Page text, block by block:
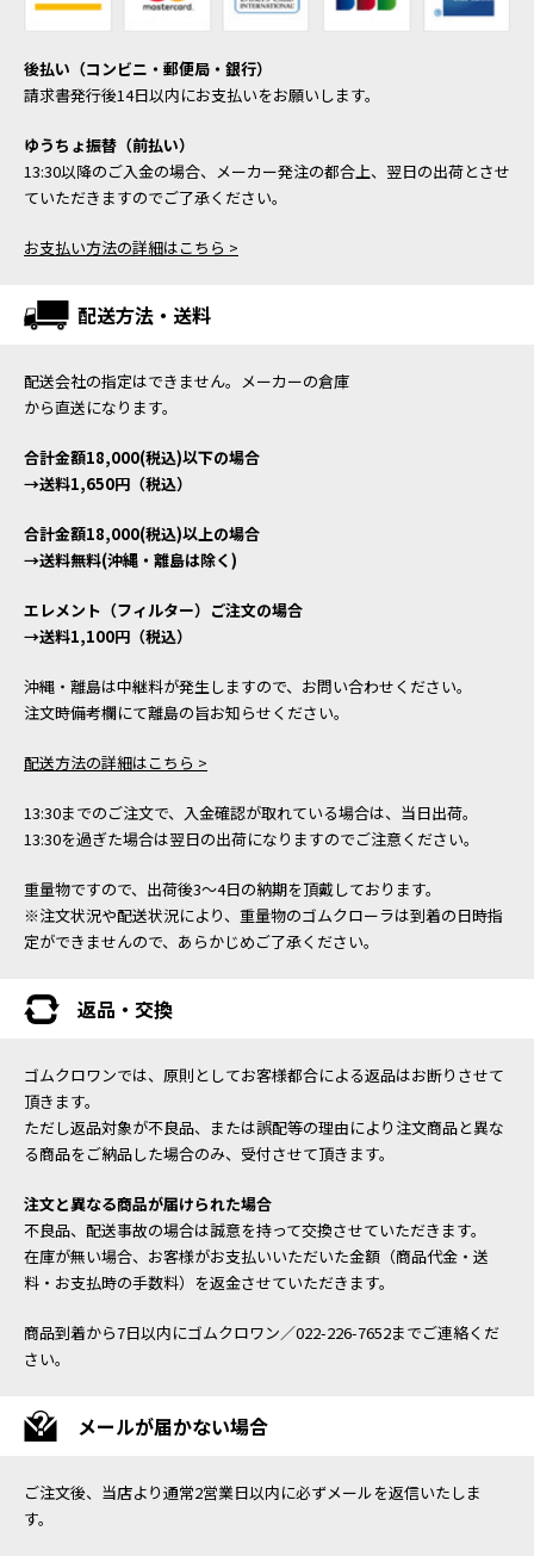
後払い（コンビニ・郵便局・銀行）
請求書発行後14日以内にお支払いをお願いします。
ゆうちょ振替（前払い）
13:30以降のご入金の場合、メーカー発注の都合上、翌日の出荷とさせ
ていただきますのでご了承ください。
お支払い方法の詳細はこちら >
配送方法・送料
配送会社の指定はできません。メーカーの倉庫
から直送になります。
合計金額18,000(税込)以下の場合
→送料1,650円（税込）
合計金額18,000(税込)以上の場合
→送料無料(沖縄・離島は除く)
エレメント（フィルター）ご注文の場合
→送料1,100円（税込）
沖縄・離島は中継料が発生しますので、お問い合わせください。
注文時備考欄にて離島の旨お知らせください。
配送方法の詳細はこちら >
13:30までのご注文で、入金確認が取れている場合は、当日出荷。
13:30を過ぎた場合は翌日の出荷になりますのでご注意ください。
重量物ですので、出荷後3～4日の納期を頂戴しております。
※注文状況や配送状況により、重量物のゴムクローラは到着の日時指
定ができませんので、あらかじめご了承ください。
返品・交換
ゴムクロワンでは、原則としてお客様都合による返品はお断りさせて
頂きます。
ただし返品対象が不良品、または誤配等の理由により注文商品と異な
る商品をご納品した場合のみ、受付させて頂きます。
注文と異なる商品が届けられた場合
不良品、配送事故の場合は誠意を持って交換させていただきます。
在庫が無い場合、お客様がお支払いいただいた金額（商品代金・送
料・お支払時の手数料）を返金させていただきます。
商品到着から7日以内にゴムクロワン／022-226-7652までご連絡くだ
さい。
メールが届かない場合
ご注文後、当店より通常2営業日以内に必ずメールを返信いたしま
す。